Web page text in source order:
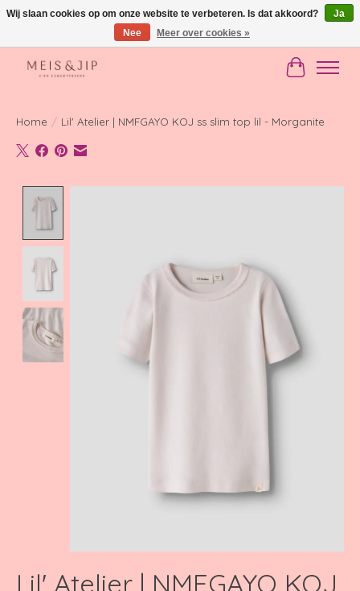
Gratis verzending in NL vanaf €150
Home / Lil' Atelier | NMFGAYO KOJ ss slim top lil - Morganite
Lil' Atelier | NMFGAYO KOJ
Wij slaan cookies op om onze website te verbeteren. Is dat akkoord?
Ja
Nee
Meer over cookies »